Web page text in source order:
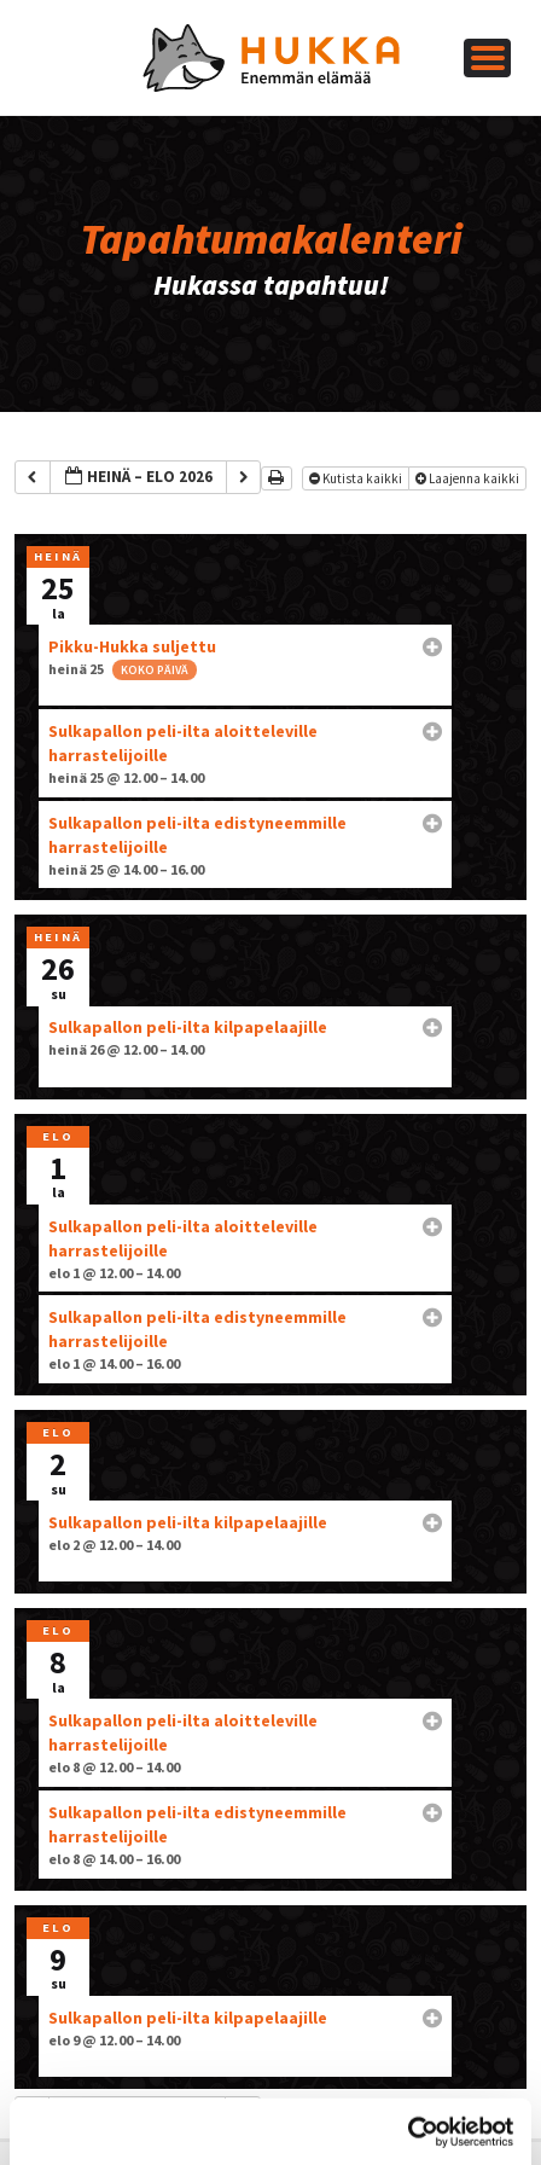
Tapahtumakalenteri
Hukassa tapahtuu!
HEINÄ – ELO 2026 Kutista kaikki Laajenna kaikki
HEINÄ
25
la
Pikku-Hukka suljettu
heinä 25 KOKO PÄIVÄ
Sulkapallon peli-ilta aloitteleville
harrastelijoille
heinä 25 @ 12.00 – 14.00
Sulkapallon peli-ilta edistyneemmille
harrastelijoille
heinä 25 @ 14.00 – 16.00
HEINÄ
26
su
Sulkapallon peli-ilta kilpapelaajille
heinä 26 @ 12.00 – 14.00
ELO
1
la
Sulkapallon peli-ilta aloitteleville
harrastelijoille
elo 1 @ 12.00 – 14.00
Sulkapallon peli-ilta edistyneemmille
harrastelijoille
elo 1 @ 14.00 – 16.00
ELO
2
su
Sulkapallon peli-ilta kilpapelaajille
elo 2 @ 12.00 – 14.00
ELO
8
la
Sulkapallon peli-ilta aloitteleville
harrastelijoille
elo 8 @ 12.00 – 14.00
Sulkapallon peli-ilta edistyneemmille
harrastelijoille
elo 8 @ 14.00 – 16.00
ELO
9
su
Sulkapallon peli-ilta kilpapelaajille
elo 9 @ 12.00 – 14.00